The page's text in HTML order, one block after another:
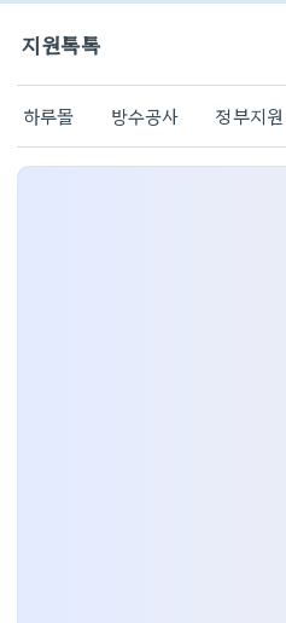
지원톡톡
하루몰 방수공사 정부지원